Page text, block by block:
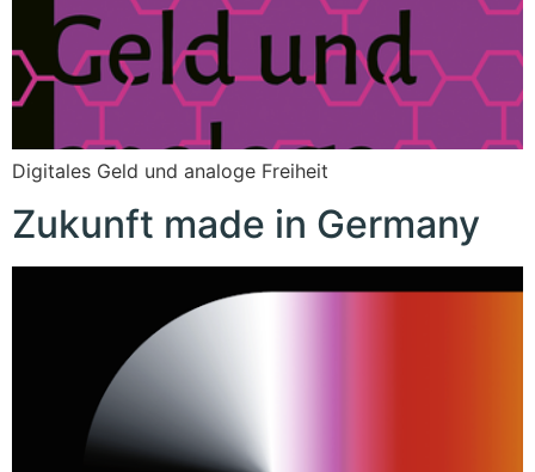
Digitales Geld und analoge Freiheit
Zukunft made in Germany